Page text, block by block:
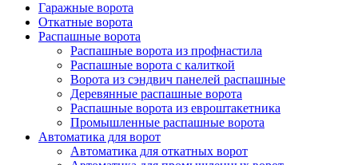
Гаражные ворота
Откатные ворота
Распашные ворота
Распашные ворота из профнастила
Распашные ворота с калиткой
Ворота из сэндвич панелей распашные
Деревянные распашные ворота
Распашные ворота из евроштакетника
Промышленные распашные ворота
Автоматика для ворот
Автоматика для откатных ворот